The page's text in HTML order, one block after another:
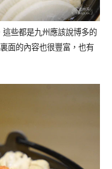
些都是九州應該說博多的
面的內容也很豐富，也有